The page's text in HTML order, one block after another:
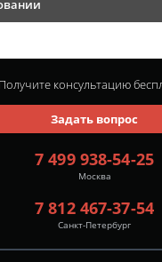
7 499 938-54-25
Москва
7 812 467-37-54
Санкт-Петербург
Задать вопрос
Получите консультацию